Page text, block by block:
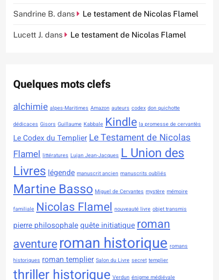
Sandrine B. dans Le testament de Nicolas Flamel
Lucett J. dans Le testament de Nicolas Flamel
Quelques mots clefs
alchimie alpes-Maritimes Amazon auteurs codex don quichotte
dédicaces Gisors Guillaume Kabbale Kindle la promesse de cervantès
Le Codex du TemplierLe Testament de Nicolas
Flamel littératures Lujan Jean-Jacques L Union des
Livreslégende manuscrit ancien manuscrits oubliés
Martine Basso Miguel de Cervantes mystère mémoire
familiale Nicolas Flamel nouveauté livre objet transmis
pierre philosophalequête initiatique roman
aventureroman historique romans
historiques roman templier Salon du Livre secret templier
thriller historique Verdun énigme médiévale